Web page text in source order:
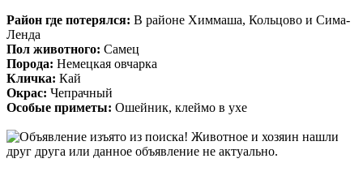
Район где потерялся: В районе Химмаша, Кольцово и Сима-
Ленда
Пол животного: Самец
Порода: Немецкая овчарка
Кличка: Кай
Окрас: Чепрачный
Особые приметы: Ошейник, клеймо в ухе